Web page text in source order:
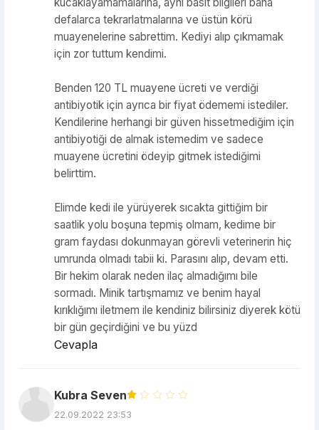
defalarca tekrarlatmalarına ve üstün körü
muayenelerine sabrettim. Kediyi alıp çıkmamak
için zor tuttum kendimi.
Benden 120 TL muayene ücreti ve verdiği
antibiyotik için ayrıca bir fiyat ödememi istediler.
Kendilerine herhangi bir güven hissetmediğim için
antibiyotiği de almak istemedim ve sadece
muayene ücretini ödeyip gitmek istediğimi
belirttim.
Elimde kedi ile yürüyerek sıcakta gittiğim bir
saatlik yolu boşuna tepmiş olmam, kedime bir
gram faydası dokunmayan görevli veterinerin hiç
umrunda olmadı tabii ki. Parasını alıp, devam etti.
Bir hekim olarak neden ilaç almadığımı bile
sormadı. Minik tartışmamız ve benim hayal
kırıklığımı iletmem ile kendiniz bilirsiniz diyerek kötü
bir gün geçirdiğini ve bu yüzd
Cevapla
Kubra Seven
22.09.2022 23:53